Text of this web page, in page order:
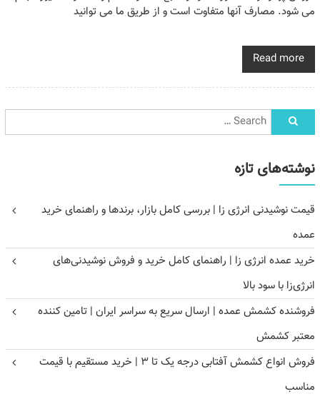
می شود. مصارف آنها متفاوت است و از طریق ما می توانید
Read more
نوشته‌های تازه
قیمت نوشیدنی انرژی زا | بررسی کامل بازار، برندها و راهنمای خرید
عمده
خرید عمده انرژی زا | راهنمای کامل خرید و فروش نوشیدنی‌های
انرژی‌زا با سود بالا
فروشنده کشمش عمده | ارسال سریع به سراسر ایران | تامین کننده
معتبر کشمش
فروش انواع کشمش آفتابی درجه یک تا ۳ | خرید مستقیم با قیمت
مناسب